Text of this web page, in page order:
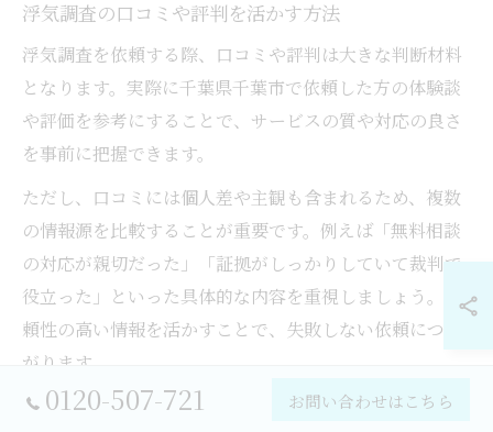
浮気調査の口コミや評判を活かす方法
浮気調査を依頼する際、口コミや評判は大きな判断材料
となります。実際に千葉県千葉市で依頼した方の体験談
や評価を参考にすることで、サービスの質や対応の良さ
を事前に把握できます。
ただし、口コミには個人差や主観も含まれるため、複数
の情報源を比較することが重要です。例えば「無料相談
の対応が親切だった」「証拠がしっかりしていて裁判で
役立った」といった具体的な内容を重視しましょう。信
頼性の高い情報を活かすことで、失敗しない依頼につな
がります。
0120-507-721 お問い合わせはこちら